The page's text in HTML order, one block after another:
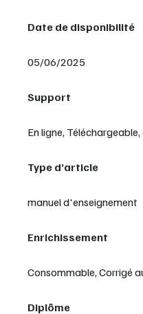
Date de disponibilité
05/06/2025
Support
En ligne, Téléchargeable,
Type d’article
manuel d'enseignement
Enrichissement
Consommable, Corrigé
Diplôme